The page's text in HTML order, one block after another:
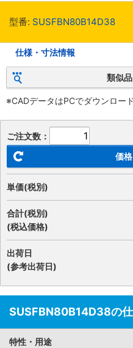
型番: SUSFBN80B14D38
仕様・寸法情報
類似
※CADデータはPCでダウンロー
ご注文数：
価
単価(税別)
合計(税別)
(税込価格)
出荷日
(参考出荷日)
SUSFBN80B14D38の
特性・用途